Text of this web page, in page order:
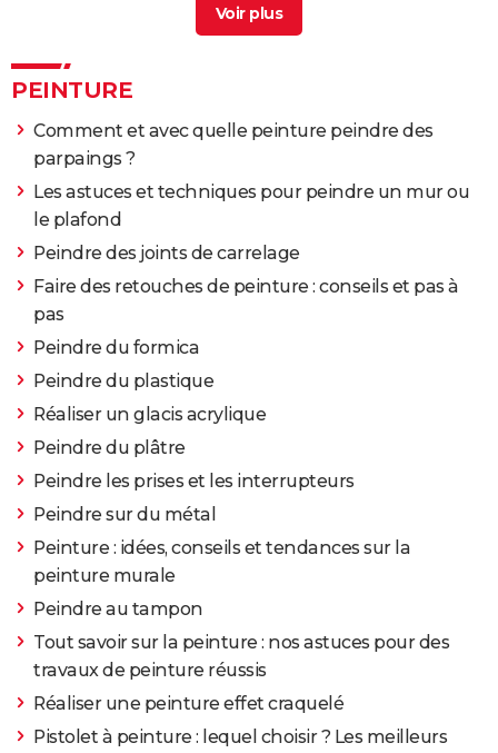
Peinture
PEINTURE
Comment et avec quelle peinture peindre des
parpaings ?
Les astuces et techniques pour peindre un mur ou
le plafond
Peindre des joints de carrelage
Faire des retouches de peinture : conseils et pas à
pas
Peindre du formica
Peindre du plastique
Réaliser un glacis acrylique
Peindre du plâtre
Peindre les prises et les interrupteurs
Peindre sur du métal
Peinture : idées, conseils et tendances sur la
peinture murale
Peindre au tampon
Tout savoir sur la peinture : nos astuces pour des
travaux de peinture réussis
Réaliser une peinture effet craquelé
Pistolet à peinture : lequel choisir ? Les meilleurs